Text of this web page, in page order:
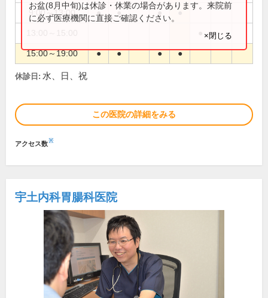
9:00～13:00 ● ● ● ●
15:00～19:00 ● ● ● ●
お盆(8月中旬)は休診・休業の場合があります。来院前
に必ず医療機関に直接ご確認ください。
×閉じる
休診日: 水、日、祝
この医院の詳細をみる
アクセス数※
宇土内科胃腸科医院